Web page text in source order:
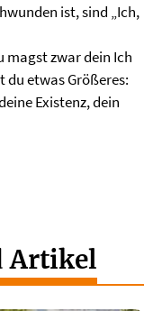
ist, sind „Ich,
magst zwar dein Ich
etwas Größeres:
Existenz, dein
Artikel